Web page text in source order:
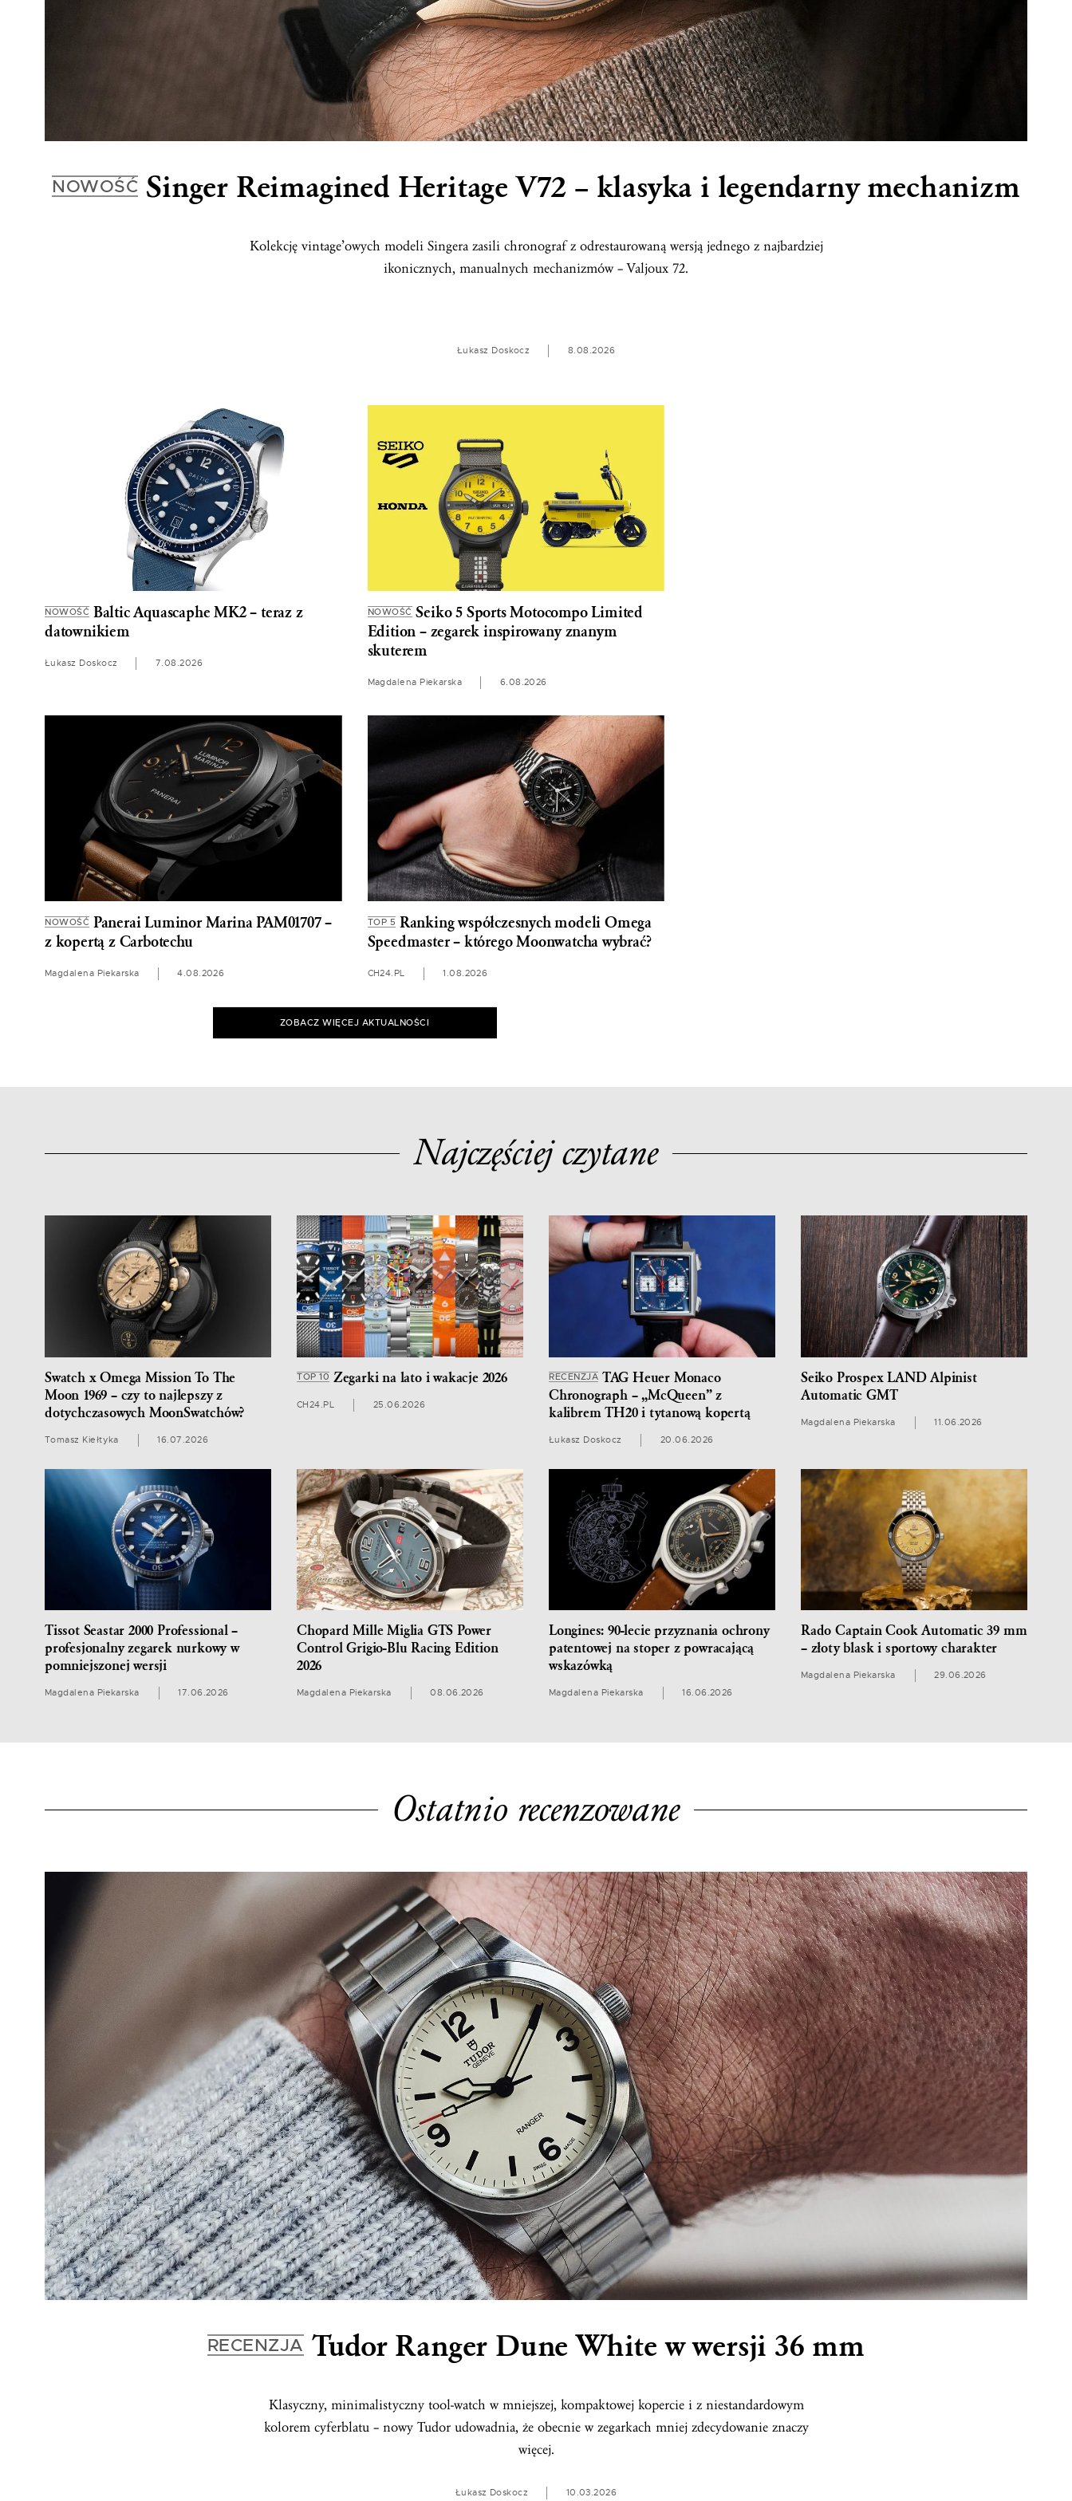
NOWOŚĆ Singer Reimagined Heritage V72 – klasyka i legendarny mechanizm
Kolekcję vintage’owych modeli Singera zasili chronograf z odrestaurowaną wersją jednego z najbardziej
ikonicznych, manualnych mechanizmów – Valjoux 72.
Łukasz Doskocz 8.08.2026
NOWOŚĆ Baltic Aquascaphe MK2 – teraz z
datownikiem
Łukasz Doskocz 7.08.2026
NOWOŚĆSeiko 5 Sports Motocompo Limited
Edition – zegarek inspirowany znanym
skuterem
Magdalena Piekarska 6.08.2026
NOWOŚĆ Panerai Luminor Marina PAM01707 –
z kopertą z Carbotechu
Magdalena Piekarska 4.08.2026
TOP 5 Ranking współczesnych modeli Omega
Speedmaster – którego Moonwatcha wybrać?
CH24.PL 1.08.2026
ZOBACZ WIĘCEJ AKTUALNOŚCI
Najczęściej czytane
Swatch x Omega Mission To The
Moon 1969 – czy to najlepszy z
dotychczasowych MoonSwatchów?
Tomasz Kiełtyka 16.07.2026
TOP 10 Zegarki na lato i wakacje 2026
CH24.PL 25.06.2026
RECENZJA TAG Heuer Monaco
Chronograph – „McQueen” z
kalibrem TH20 i tytanową kopertą
Łukasz Doskocz 20.06.2026
Seiko Prospex LAND Alpinist
Automatic GMT
Magdalena Piekarska 11.06.2026
Tissot Seastar 2000 Professional –
profesjonalny zegarek nurkowy w
pomniejszonej wersji
Magdalena Piekarska 17.06.2026
Chopard Mille Miglia GTS Power
Control Grigio-Blu Racing Edition
2026
Magdalena Piekarska 08.06.2026
Longines: 90-lecie przyznania ochrony
patentowej na stoper z powracającą
wskazówką
Magdalena Piekarska 16.06.2026
Rado Captain Cook Automatic 39 mm
– złoty blask i sportowy charakter
Magdalena Piekarska 29.06.2026
Ostatnio recenzowane
RECENZJATudor Ranger Dune White w wersji 36 mm
Klasyczny, minimalistyczny tool-watch w mniejszej, kompaktowej kopercie i z niestandardowym
kolorem cyferblatu – nowy Tudor udowadnia, że obecnie w zegarkach mniej zdecydowanie znaczy
więcej.
Łukasz Doskocz 10.03.2026